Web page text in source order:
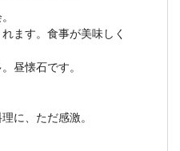
ます。食事が美味しく
昼懐石です。
に、ただ感激。